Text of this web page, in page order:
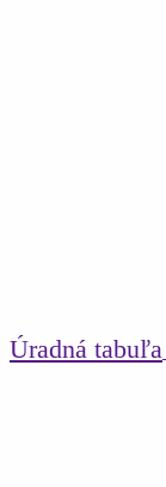
Úradná tabuľa